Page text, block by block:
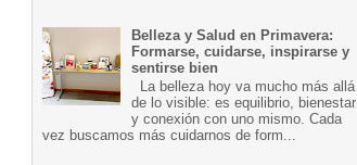
Belleza y Salud en Primavera:
Formarse, cuidarse, inspirarse y
sentirse bien
La belleza hoy va mucho más allá
de lo visible: es equilibrio, bienestar
y conexión con uno mismo. Cada
vez buscamos más cuidarnos de form...